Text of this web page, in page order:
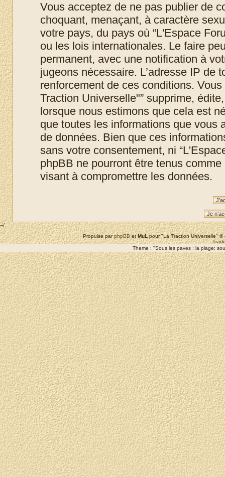
Vous acceptez de ne pas publier de
choquant, menaçant, à caractère
votre pays, du pays où “L'Espace
ou les lois internationales. Le faire
permanent, avec une notification à
jugeons nécessaire. L’adresse IP de
renforcement de ces conditions.
Traction Universelle"” supprime,
lorsque nous estimons que cela est
que toutes les informations que vous
de données. Bien que ces
sans votre consentement, ni
phpBB ne pourront être tenus
visant à compromettre les données.
--/
Propulse parphpBBetMuLpour "La Traction Universelle"
Theme : "Sous les paves : la plage;